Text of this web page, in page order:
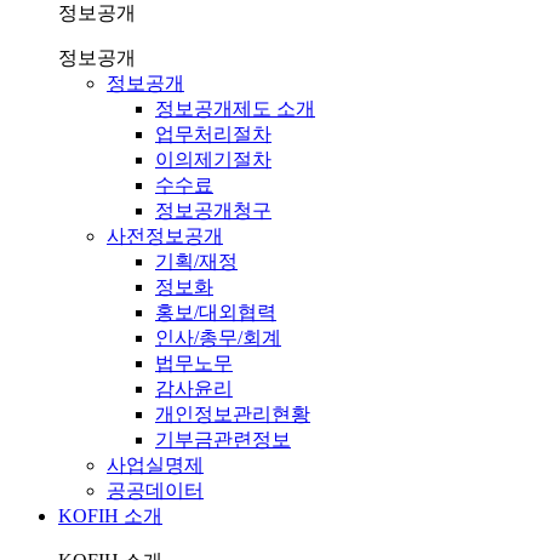
정보공개
정보공개
정보공개
정보공개제도 소개
업무처리절차
이의제기절차
수수료
정보공개청구
사전정보공개
기획/재정
정보화
홍보/대외협력
인사/총무/회계
법무노무
감사윤리
개인정보관리현황
기부금관련정보
사업실명제
공공데이터
KOFIH 소개